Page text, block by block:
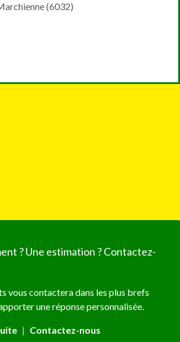
(6032)
? Une estimation ? Contactez-
vous contactera dans les plus brefs
une réponse personnalisée.
| Contactez-nous